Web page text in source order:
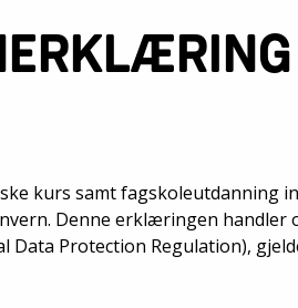
kurs samt
Denne erklæringen
Data Protection Regulation),